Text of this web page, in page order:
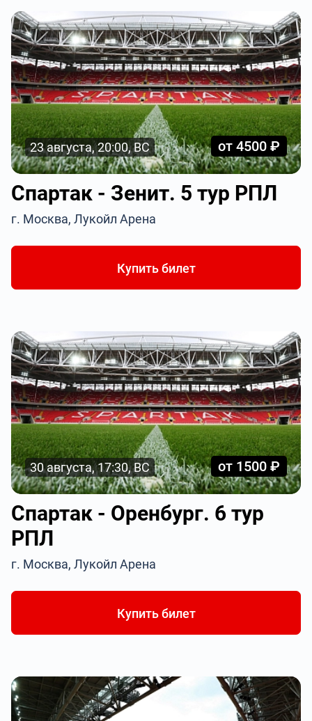
23 августа, 20:00, ВС от 4500 ₽
Спартак - Зенит. 5 тур РПЛ
г. Москва, Лукойл Арена
Купить билет
30 августа, 17:30, ВС от 1500 ₽
Спартак - Оренбург. 6 тур
РПЛ
г. Москва, Лукойл Арена
Купить билет